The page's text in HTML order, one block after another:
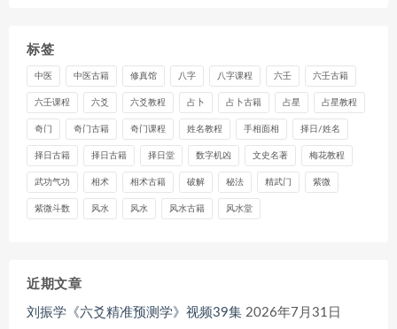
标签
中医 中医古籍 修真馆 八字 八字课程 六壬 六壬古籍
六壬课程 六爻 六爻教程 占卜 占卜古籍 占星 占星教程
奇门 奇门古籍 奇门课程 姓名教程 手相面相 择日/姓名
择日古籍 择日古籍 择日堂 数字机凶 文史名著 梅花教程
武功气功 相术 相术古籍 破解 秘法 精武门 紫微
紫微斗数 风水 风水 风水古籍 风水堂
近期文章
刘振学《六爻精准预测学》视频39集 2026年7月31日